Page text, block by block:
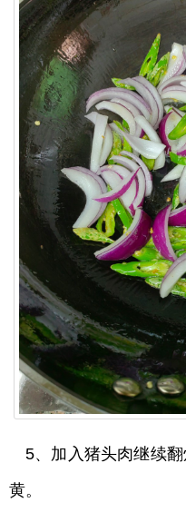
5、加入猪头肉继续
黄。